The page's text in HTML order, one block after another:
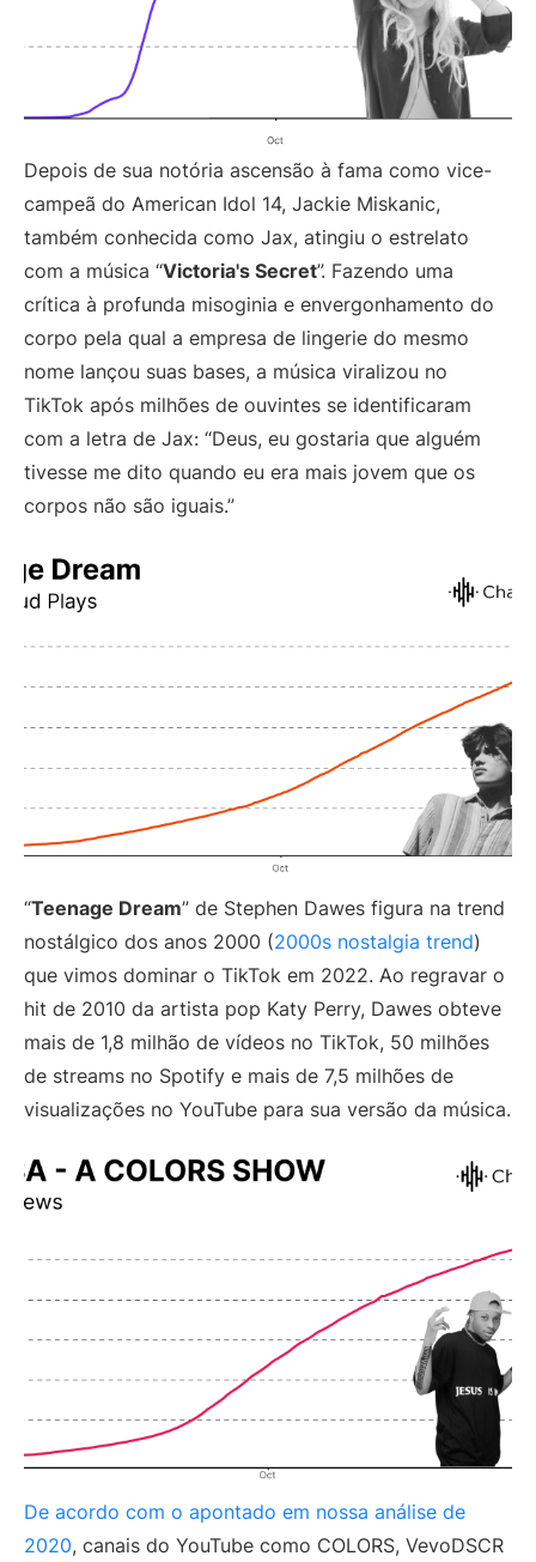
Depois de sua notória ascensão à fama como vice-
campeã do American Idol 14, Jackie Miskanic,
também conhecida como Jax, atingiu o estrelato
com a música “Victoria's Secret”. Fazendo uma
crítica à profunda misoginia e envergonhamento do
corpo pela qual a empresa de lingerie do mesmo
nome lançou suas bases, a música viralizou no
TikTok após milhões de ouvintes se identificaram
com a letra de Jax: “Deus, eu gostaria que alguém
tivesse me dito quando eu era mais jovem que os
corpos não são iguais.”
“Teenage Dream” de Stephen Dawes figura na trend
nostálgico dos anos 2000 (2000s nostalgia trend)
que vimos dominar o TikTok em 2022. Ao regravar o
hit de 2010 da artista pop Katy Perry, Dawes obteve
mais de 1,8 milhão de vídeos no TikTok, 50 milhões
de streams no Spotify e mais de 7,5 milhões de
visualizações no YouTube para sua versão da música.
De acordo com o apontado em nossa análise de
2020, canais do YouTube como COLORS, VevoDSCR